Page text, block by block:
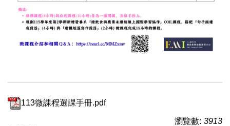
113微課程選課手冊.pdf
瀏覽數: 3913